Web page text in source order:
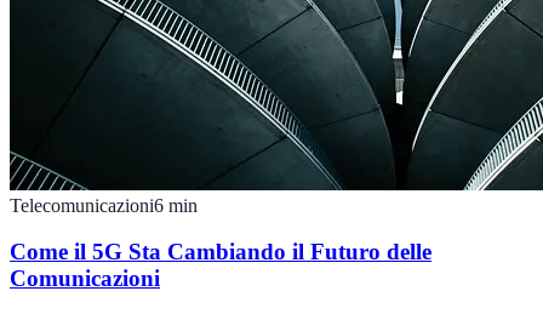
Telecomunicazioni6 min
Come il 5G Sta Cambiando il Futuro delle
Comunicazioni